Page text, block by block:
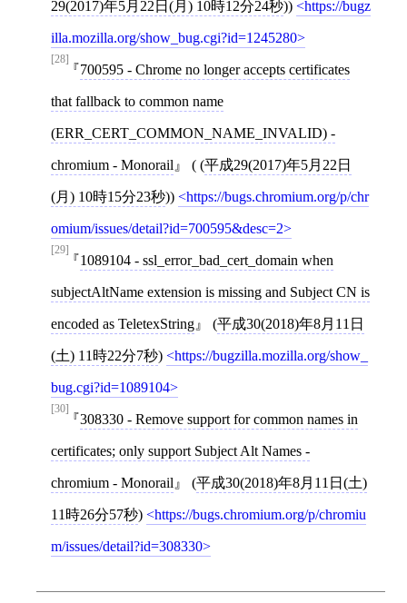
29(2017)年5月22日(月) 10時12分24秒)) https://bugz
illa.mozilla.org/show_bug.cgi?id=1245280
[28]
700595 - Chrome no longer accepts certificates
that fallback to common name
(ERR_CERT_COMMON_NAME_INVALID) -
chromium - Monorail ( (平成29(2017)年5月22日
(月) 10時15分23秒)) https://bugs.chromium.org/p/chr
omium/issues/detail?id=700595&desc=2
[29]
1089104 - ssl_error_bad_cert_domain when
subjectAltName extension is missing and Subject CN is
encoded as TeletexString (平成30(2018)年8月11日
(土) 11時22分7秒) https://bugzilla.mozilla.org/show_
bug.cgi?id=1089104
[30]
308330 - Remove support for common names in
certificates; only support Subject Alt Names -
chromium - Monorail (平成30(2018)年8月11日(土)
11時26分57秒) https://bugs.chromium.org/p/chromiu
m/issues/detail?id=308330